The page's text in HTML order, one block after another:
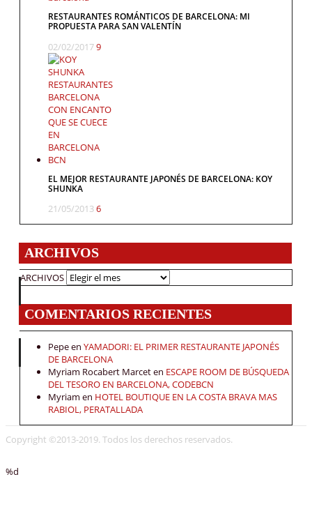
RESTAURANTES ROMÁNTICOS DE BARCELONA: MI
PROPUESTA PARA SAN VALENTÍN
02/02/20179
EL MEJOR RESTAURANTE JAPONÉS DE BARCELONA: KOY
SHUNKA
21/05/20136
ARCHIVOS
ARCHIVOS
COMENTARIOS RECIENTES
Pepeen YAMADORI: EL PRIMER RESTAURANTE JAPONÉS
DE BARCELONA
Myriam Rocabert Marceten ESCAPE ROOM DE BÚSQUEDA
DEL TESORO EN BARCELONA, CODEBCN
Myriam en HOTEL BOUTIQUE EN LA COSTA BRAVA MAS
RABIOL, PERATALLADA
Copyright ©2013-2019. Todos los derechos reservados.
%d